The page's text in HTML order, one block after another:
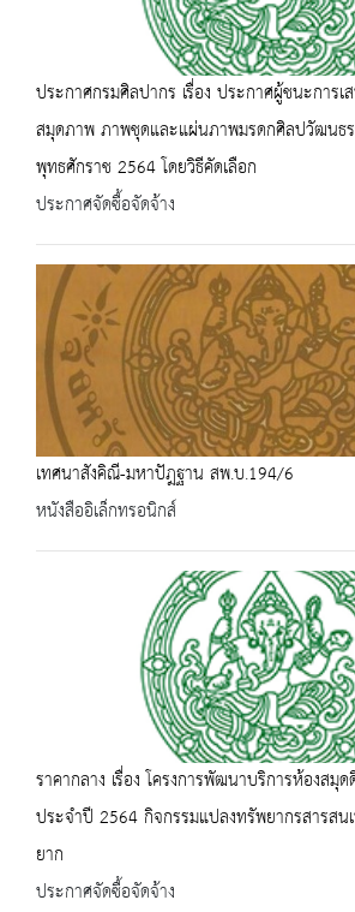
ประกาศกรมศิลปากร เรื่อง ประกาศผู้ชนะการ
สมุดภาพ ภาพชุดและแผ่นภาพมรดกศิลปวัฒนธ
พุทธศักราช 2564 โดยวิธีคัดเลือก
ประกาศจัดซื้อจัดจ้าง
เทศนาสังคิณี-มหาปัฎฐาน สพ.บ.194/6
หนังสืออิเล็กทรอนิกส์
ราคากลาง เรื่อง โครงการพัฒนาบริการห้องส
ประจำปี 2564 กิจกรรมแปลงทรัพยากรสารสน
ยาก
ประกาศจัดซื้อจัดจ้าง